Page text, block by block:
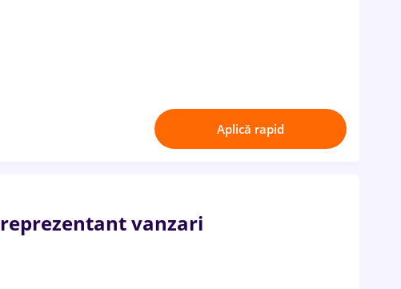
Aplică rapid
vanzari